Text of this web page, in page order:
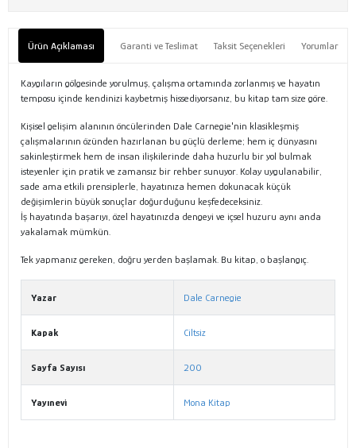
Ürün Açıklaması Garanti ve Teslimat Taksit Seçenekleri Yorumlar
Kaygıların gölgesinde yorulmuş, çalışma ortamında zorlanmış ve hayatın
temposu içinde kendinizi kaybetmiş hissediyorsanız, bu kitap tam size göre.
Kişisel gelişim alanının öncülerinden Dale Carnegie'nin klasikleşmiş
çalışmalarının özünden hazırlanan bu güçlü derleme; hem iç dünyasını
sakinleştirmek hem de insan ilişkilerinde daha huzurlu bir yol bulmak
isteyenler için pratik ve zamansız bir rehber sunuyor. Kolay uygulanabilir,
sade ama etkili prensiplerle, hayatınıza hemen dokunacak küçük
değişimlerin büyük sonuçlar doğurduğunu keşfedeceksiniz.
İş hayatında başarıyı, özel hayatınızda dengeyi ve içsel huzuru aynı anda
yakalamak mümkün.
Tek yapmanız gereken, doğru yerden başlamak. Bu kitap, o başlangıç.
Yazar Dale Carnegie
Kapak Ciltsiz
Sayfa Sayısı 200
Yayınevi Mona Kitap